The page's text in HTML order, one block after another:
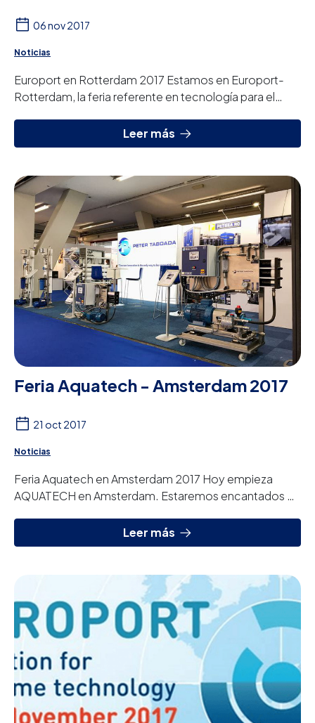
06 nov 2017
Noticias
Europort en Rotterdam 2017 Estamos en Europort-
Rotterdam, la feria referente en tecnología para el
Leer más
Feria Aquatech - Amsterdam 2017
21 oct 2017
Noticias
Feria Aquatech en Amsterdam 2017 Hoy empieza
AQUATECH en Amsterdam. Estaremos encantados de
Leer más